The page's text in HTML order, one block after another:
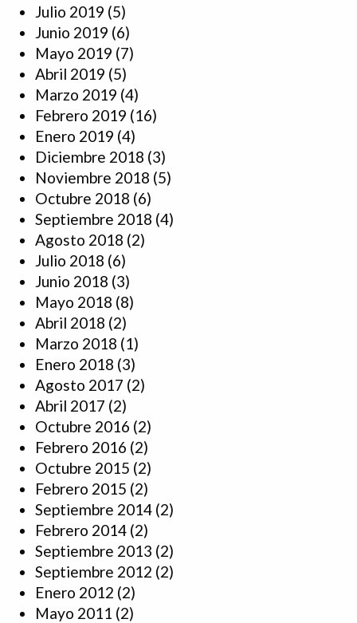
Julio 2019 (5)
Junio 2019 (6)
Mayo 2019 (7)
Abril 2019 (5)
Marzo 2019 (4)
Febrero 2019 (16)
Enero 2019 (4)
Diciembre 2018 (3)
Noviembre 2018 (5)
Octubre 2018 (6)
Septiembre 2018 (4)
Agosto 2018 (2)
Julio 2018 (6)
Junio 2018 (3)
Mayo 2018 (8)
Abril 2018 (2)
Marzo 2018 (1)
Enero 2018 (3)
Agosto 2017 (2)
Abril 2017 (2)
Octubre 2016 (2)
Febrero 2016 (2)
Octubre 2015 (2)
Febrero 2015 (2)
Septiembre 2014 (2)
Febrero 2014 (2)
Septiembre 2013 (2)
Septiembre 2012 (2)
Enero 2012 (2)
Mayo 2011 (2)